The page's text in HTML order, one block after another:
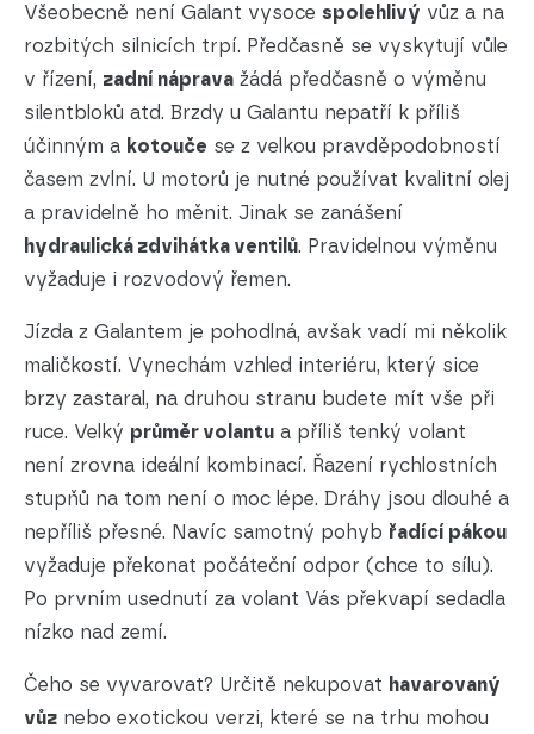
Všeobecně není Galant vysoce spolehlivý vůz a na
rozbitých silnicích trpí. Předčasně se vyskytují vůle
v řízení, zadní náprava žádá předčasně o výměnu
silentbloků atd. Brzdy u Galantu nepatří k příliš
účinným a kotouče se z velkou pravděpodobností
časem zvlní. U motorů je nutné používat kvalitní olej
a pravidelně ho měnit. Jinak se zanášení
hydraulická zdvihátka ventilů. Pravidelnou výměnu
vyžaduje i rozvodový řemen.
Jízda z Galantem je pohodlná, avšak vadí mi několik
maličkostí. Vynechám vzhled interiéru, který sice
brzy zastaral, na druhou stranu budete mít vše při
ruce. Velký průměr volantu a příliš tenký volant
není zrovna ideální kombinací. Řazení rychlostních
stupňů na tom není o moc lépe. Dráhy jsou dlouhé a
nepříliš přesné. Navíc samotný pohyb řadící pákou
vyžaduje překonat počáteční odpor (chce to sílu).
Po prvním usednutí za volant Vás překvapí sedadla
nízko nad zemí.
Čeho se vyvarovat? Určitě nekupovat havarovaný
vůz nebo exotickou verzi, které se na trhu mohou